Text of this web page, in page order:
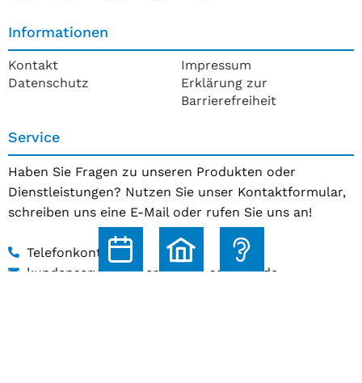
Informationen
Kontakt
Datenschutz
Impressum
Erklärung zur
Barrierefreiheit
Service
Haben Sie Fragen zu unseren Produkten oder
Dienstleistungen? Nutzen Sie unser Kontaktformular,
schreiben uns eine E-Mail oder rufen Sie uns an!
Telefonkontakt
kundenservice@hoerakustik-schmitz.de